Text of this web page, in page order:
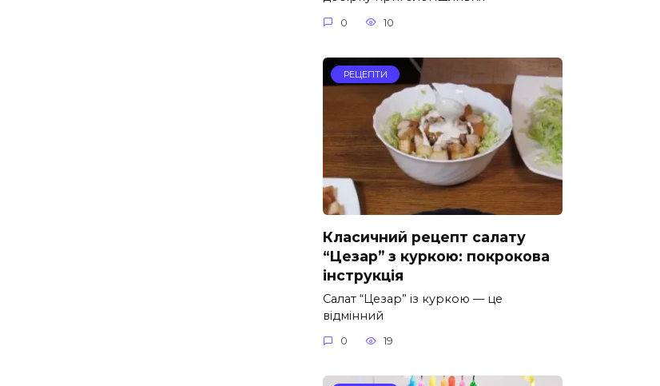
0 10
РЕЦЕПТИ
Класичний рецепт салату
“Цезар” з куркою: покрокова
інструкція
Салат “Цезар” із куркою — це
відмінний
0 19